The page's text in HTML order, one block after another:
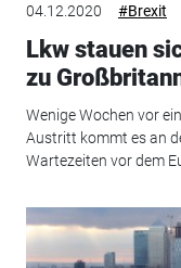
04.12.2020 #Brexit
Lkw stauen
zu
Wenige Wochen vor
Austritt kommt es an
Wartezeiten vor dem